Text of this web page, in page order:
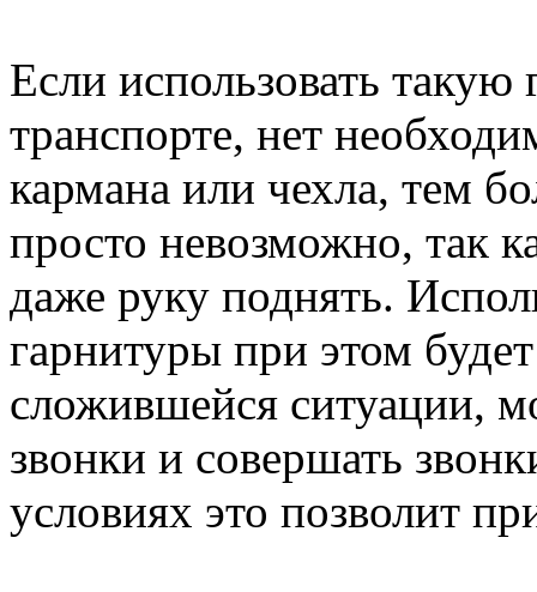
Если использовать
транспорте, нет
кармана или чехла, тем
просто невозможно, так
даже руку поднять.
гарнитуры при этом
сложившейся ситуации,
звонки и совершать
условиях это позволит